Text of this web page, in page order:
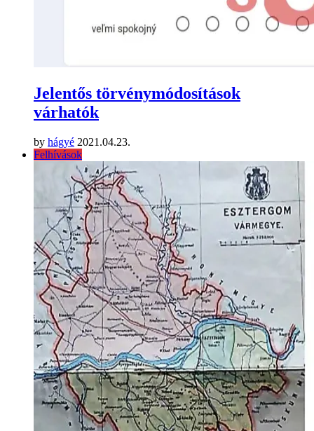
Jelentős törvénymódosítások
várhatók
by hágyé 2021.04.23.
Felhívások